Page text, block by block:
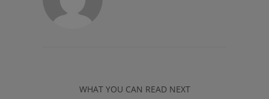
WHAT YOU CAN READ NEXT